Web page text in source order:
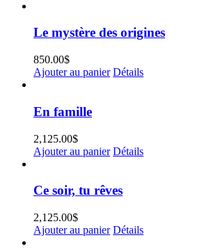
Le mystère des origines
850.00$
Ajouter au panier Détails
En famille
2,125.00$
Ajouter au panier Détails
Ce soir, tu rêves
2,125.00$
Ajouter au panier Détails